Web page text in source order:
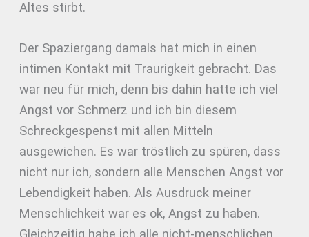
Altes stirbt.
Der Spaziergang damals hat mich in einen
intimen Kontakt mit Traurigkeit gebracht. Das
war neu für mich, denn bis dahin hatte ich viel
Angst vor Schmerz und ich bin diesem
Schreckgespenst mit allen Mitteln
ausgewichen. Es war tröstlich zu spüren, dass
nicht nur ich, sondern alle Menschen Angst vor
Lebendigkeit haben. Als Ausdruck meiner
Menschlichkeit war es ok, Angst zu haben.
Gleichzeitig habe ich alle nicht-menschlichen